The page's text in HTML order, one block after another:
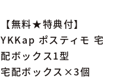
【無料★特典付】
YKKap ポスティモ 宅
配ボックス1型
宅配ボックス×3個